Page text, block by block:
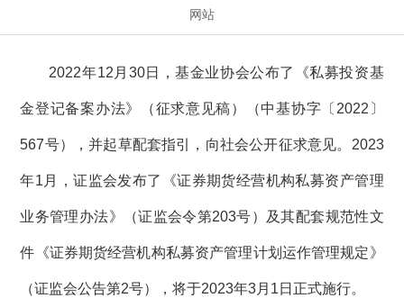
网站
2022年12月30日，基金业协会公布了《私募投资基
金登记备案办法》（征求意见稿）（中基协字〔2022〕
567号），并起草配套指引，向社会公开征求意见。2023
年1月，证监会发布了《证券期货经营机构私募资产管理
业务管理办法》（证监会令第203号）及其配套规范性文
件《证券期货经营机构私募资产管理计划运作管理规定》
（证监会公告第2号），将于2023年3月1日正式施行。